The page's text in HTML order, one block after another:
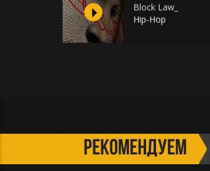
Block Law_
Hip-Hop
РЕКОМЕНДУЕМ